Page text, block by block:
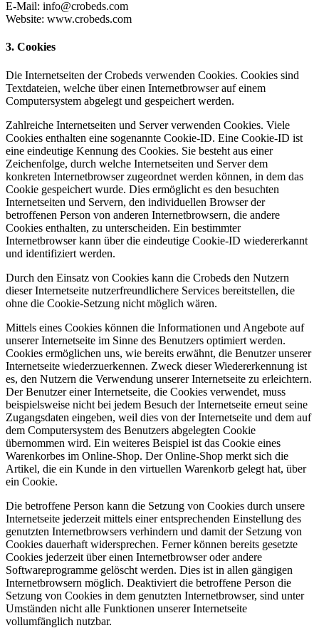
E-Mail: info@crobeds.com
Website: www.crobeds.com
3. Cookies
Die Internetseiten der Crobeds verwenden Cookies. Cookies sind
Textdateien, welche über einen Internetbrowser auf einem
Computersystem abgelegt und gespeichert werden.
Zahlreiche Internetseiten und Server verwenden Cookies. Viele
Cookies enthalten eine sogenannte Cookie-ID. Eine Cookie-ID ist
eine eindeutige Kennung des Cookies. Sie besteht aus einer
Zeichenfolge, durch welche Internetseiten und Server dem
konkreten Internetbrowser zugeordnet werden können, in dem das
Cookie gespeichert wurde. Dies ermöglicht es den besuchten
Internetseiten und Servern, den individuellen Browser der
betroffenen Person von anderen Internetbrowsern, die andere
Cookies enthalten, zu unterscheiden. Ein bestimmter
Internetbrowser kann über die eindeutige Cookie-ID wiedererkannt
und identifiziert werden.
Durch den Einsatz von Cookies kann die Crobeds den Nutzern
dieser Internetseite nutzerfreundlichere Services bereitstellen, die
ohne die Cookie-Setzung nicht möglich wären.
Mittels eines Cookies können die Informationen und Angebote auf
unserer Internetseite im Sinne des Benutzers optimiert werden.
Cookies ermöglichen uns, wie bereits erwähnt, die Benutzer unserer
Internetseite wiederzuerkennen. Zweck dieser Wiedererkennung ist
es, den Nutzern die Verwendung unserer Internetseite zu erleichtern.
Der Benutzer einer Internetseite, die Cookies verwendet, muss
beispielsweise nicht bei jedem Besuch der Internetseite erneut seine
Zugangsdaten eingeben, weil dies von der Internetseite und dem auf
dem Computersystem des Benutzers abgelegten Cookie
übernommen wird. Ein weiteres Beispiel ist das Cookie eines
Warenkorbes im Online-Shop. Der Online-Shop merkt sich die
Artikel, die ein Kunde in den virtuellen Warenkorb gelegt hat, über
ein Cookie.
Die betroffene Person kann die Setzung von Cookies durch unsere
Internetseite jederzeit mittels einer entsprechenden Einstellung des
genutzten Internetbrowsers verhindern und damit der Setzung von
Cookies dauerhaft widersprechen. Ferner können bereits gesetzte
Cookies jederzeit über einen Internetbrowser oder andere
Softwareprogramme gelöscht werden. Dies ist in allen gängigen
Internetbrowsern möglich. Deaktiviert die betroffene Person die
Setzung von Cookies in dem genutzten Internetbrowser, sind unter
Umständen nicht alle Funktionen unserer Internetseite
vollumfänglich nutzbar.